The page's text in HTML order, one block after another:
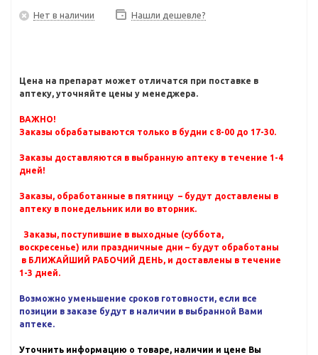
Нет в наличии Нашли дешевле?
Цена на препарат может отличатся при поставке в
аптеку, уточняйте цены у менеджера.
ВАЖНО!
Заказы обрабатываются только в будни с 8-00 до 17-30.
Заказы доставляются в выбранную аптеку в течение 1-4
дней!
Заказы, обработанные в пятницу – будут доставлены в
аптеку в понедельник или во вторник.
Заказы, поступившие в выходные (суббота,
воскресенье) или праздничные дни – будут обработаны
в БЛИЖАЙШИЙ РАБОЧИЙ ДЕНЬ, и доставлены в течение
1-3 дней.
Возможно уменьшение сроков готовности, если все
позиции в заказе будут в наличии в выбранной Вами
аптеке.
Уточнить информацию о товаре, наличии и цене Вы